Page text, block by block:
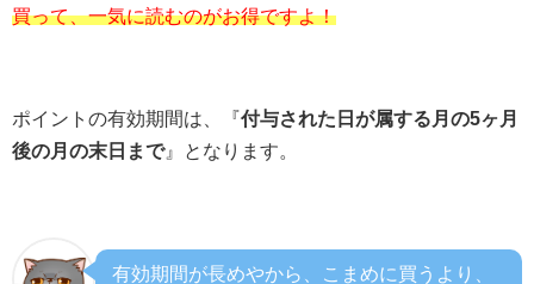
買って、一気に読むのがお得ですよ！
ポイントの有効期間は、『付与された日が属する月の5ヶ月
後の月の末日まで』となります。
有効期間が長めやから、こまめに買うより、